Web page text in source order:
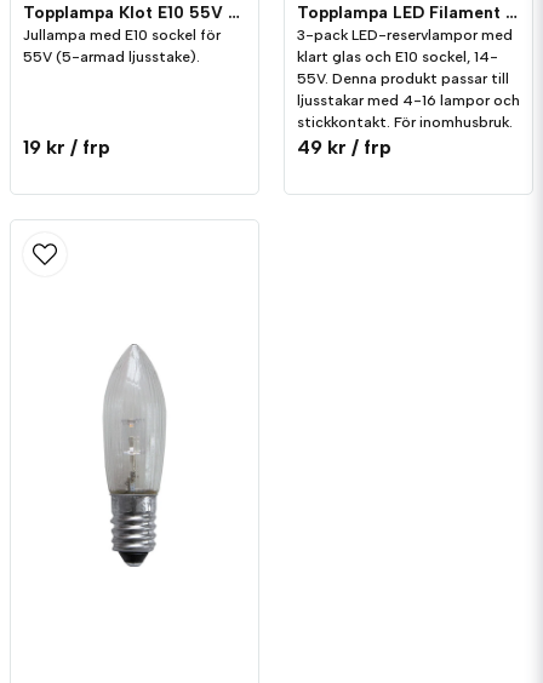
Topplampa Klot E10 55V Klar 3-pack
Jullampa med E10 sockel för
55V (5-armad ljusstake).
19 kr / frp
Topplampa LED Filament E10 3-pack
3-pack LED-reservlampor med
klart glas och E10 sockel, 14-
55V. Denna produkt passar till
ljusstakar med 4-16 lampor och
stickkontakt. För inomhusbruk.
49 kr / frp